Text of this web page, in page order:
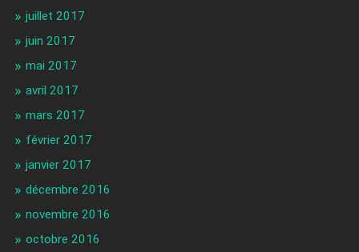
juillet 2017
juin 2017
mai 2017
avril 2017
mars 2017
février 2017
janvier 2017
décembre 2016
novembre 2016
octobre 2016